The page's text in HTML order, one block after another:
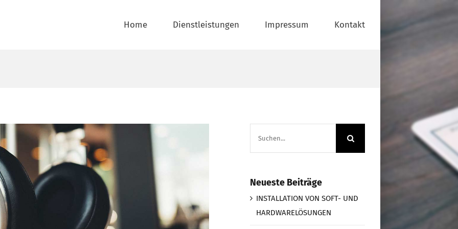
Home Dienstleistungen Impressum Kontakt
Neueste Beiträge
INSTALLATION VON SOFT- UND
HARDWARELÖSUNGEN